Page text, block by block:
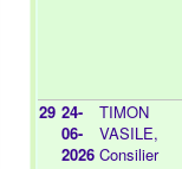
29 24-
06-
2026
TIMON
VASILE,
Consilier